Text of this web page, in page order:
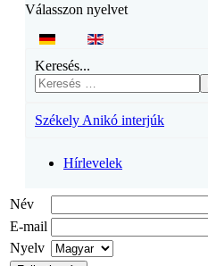
Válasszon nyelvet
Keresés...
Székely Anikó interjúk
Hírlevelek
Név
E-mail
Nyelv